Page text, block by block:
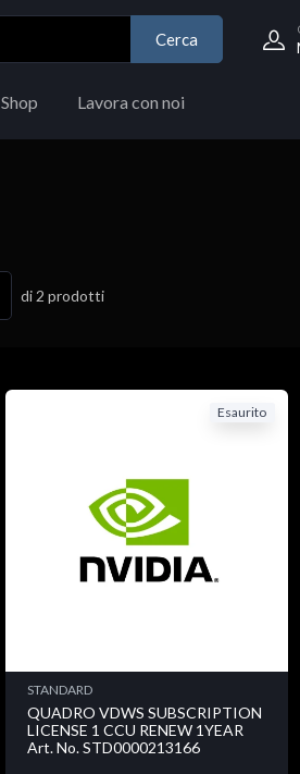
Cerca
Shop Lavora con noi
di 2 prodotti
Esaurito
STANDARD
QUADRO VDWS SUBSCRIPTION
LICENSE 1 CCU RENEW 1YEAR
Art. No. STD0000213166